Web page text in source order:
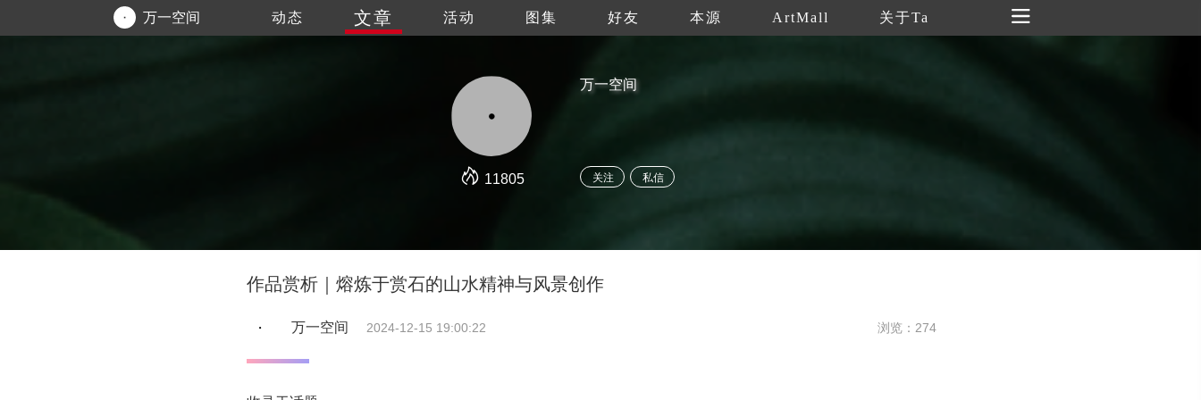
万一空间 动态 文章 活动 图集 好友 本源 ArtMall 关于Ta
11805
万一空间
关注 私信
作品赏析｜熔炼于赏石的山水精神与风景创作
万一空间 2024-12-15 19:00:22 浏览：274